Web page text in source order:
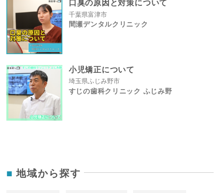
口臭の原因と対策について
千葉県富津市
間瀬デンタルクリニック
小児矯正について
埼玉県ふじみ野市
すじの歯科クリニック ふじみ野
地域から探す